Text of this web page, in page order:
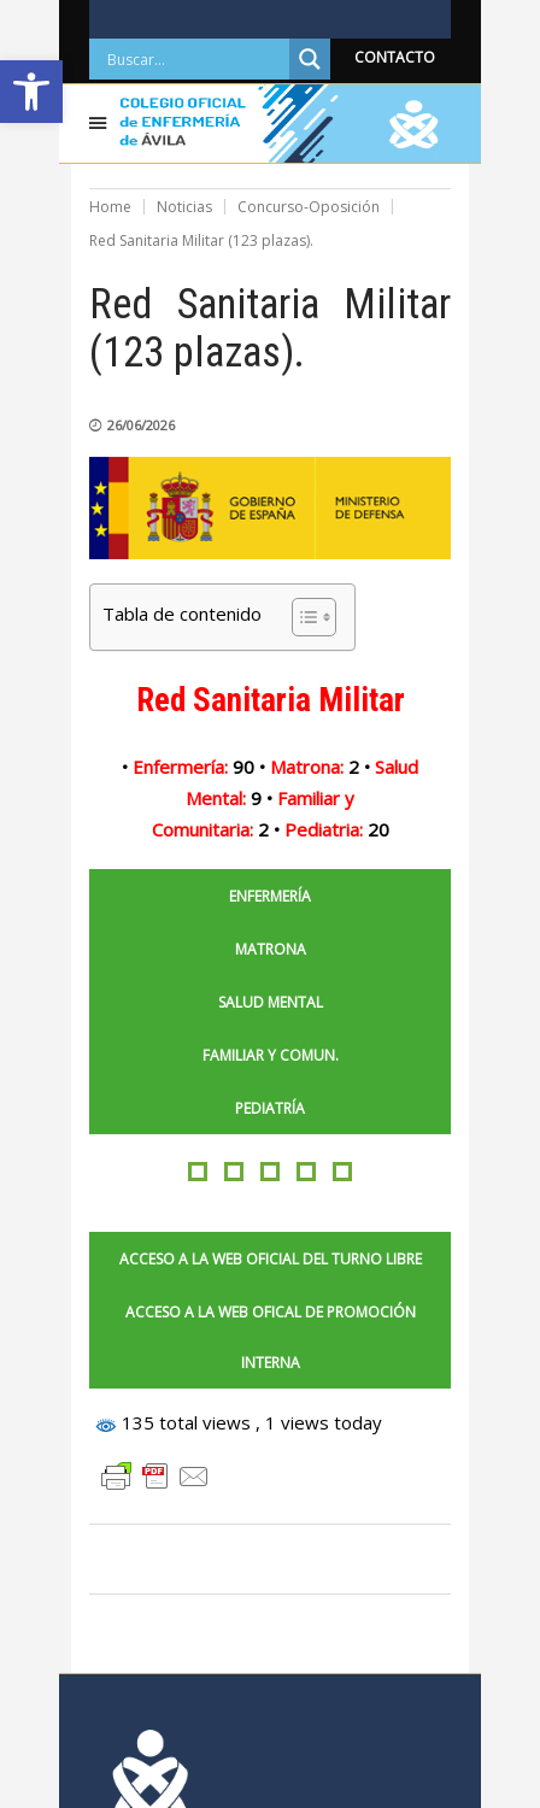
Abrir barra de herramientas CONTACTO
Home Noticias
Concurso-Oposición
Red Sanitaria Militar (123 plazas).
Red Sanitaria Militar
(123 plazas).
26/06/2026
Tabla de contenido
Red Sanitaria Militar
• Enfermería: 90 • Matrona: 2 • Salud
Mental: 9 • Familiar y
Comunitaria:2 • Pediatria:20
ENFERMERÍA
MATRONA
SALUD MENTAL
FAMILIAR Y COMUN.
PEDIATRÍA
ACCESO A LA WEB OFICIAL DEL TURNO LIBRE
ACCESO A LA WEB OFICAL DE PROMOCIÓN
INTERNA
135 total views , 1 views today